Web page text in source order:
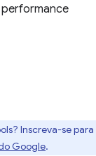
Inscreva-se para
Google.